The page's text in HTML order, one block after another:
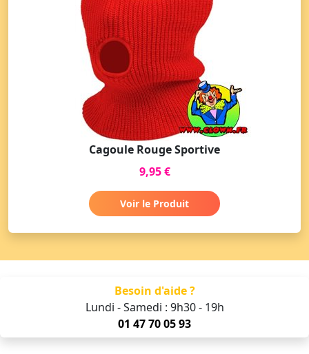
Cagoule Rouge Sportive
9,95 €
Voir le Produit
Besoin d'aide ?
Lundi - Samedi : 9h30 - 19h
01 47 70 05 93